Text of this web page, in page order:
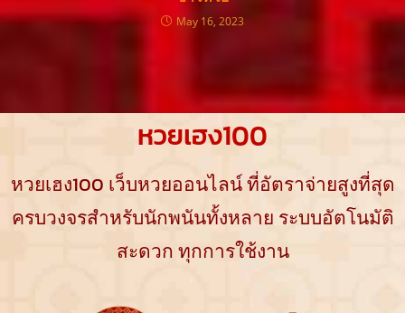
May 16, 2023
หวยเฮง100
หวยเฮง100 เว็บหวยออนไลน์ ที่อัตราจ่ายสูงที่สุด
ครบวงจรสำหรับนักพนันทั้งหลาย ระบบอัตโนมัติ
สะดวก ทุกการใช้งาน